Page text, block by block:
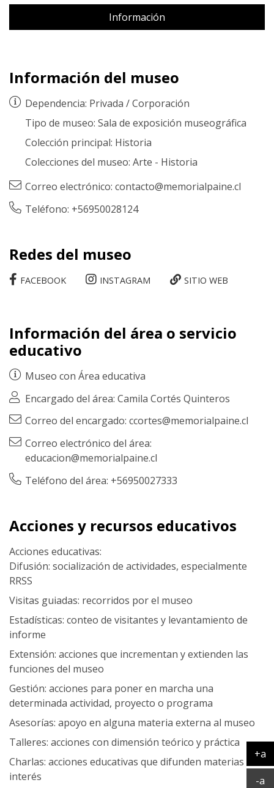
Información
Información del museo
Dependencia: Privada /Corporación
Tipo de museo: Sala de exposición museográfica
Colección principal: Historia
Colecciones del museo: Arte - Historia
Correo electrónico: contacto@memorialpaine.cl
Teléfono: +56950028124
Redes del museo
FACEBOOK INSTAGRAM SITIO WEB
Información del área o servicio
educativo
Museo con Área educativa
Encargado del área: Camila Cortés Quinteros
Correo del encargado: ccortes@memorialpaine.cl
Correo electrónico del área:
educacion@memorialpaine.cl
Teléfono del área: +56950027333
Acciones y recursos educativos
Acciones educativas:
Difusión: socialización de actividades, especialmente
RRSS
Visitas guiadas: recorridos por el museo
Estadísticas: conteo de visitantes y levantamiento de
informe
Extensión: acciones que incrementan y extienden las
funciones del museo
Gestión: acciones para poner en marcha una
determinada actividad, proyecto o programa
Asesorías: apoyo en alguna materia externa al museo
Talleres: acciones con dimensión teórico y práctica
Charlas: acciones educativas que difunden materias de
interés
+a
-a